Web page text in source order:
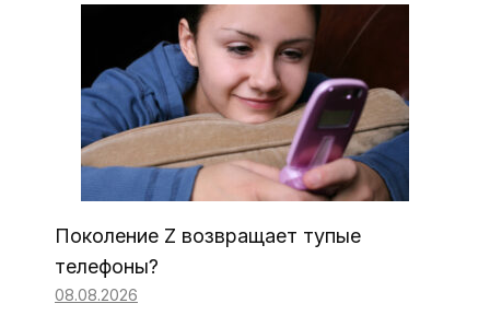
Поколение Z возвращает тупые
телефоны?
08.08.2026